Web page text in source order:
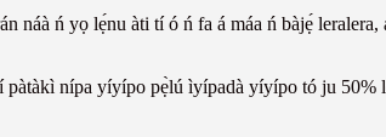
ń yọ lẹ́nu àti tí ó ń fa á máa ń bàjẹ́
nípa yíyípo pẹ̀lú ìyípadà yíyípo tó ju